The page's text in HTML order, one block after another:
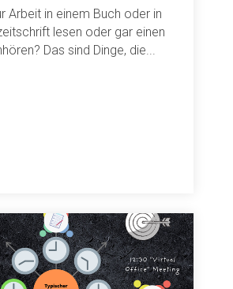
Arbeit in einem Buch oder in
lesen oder gar einen
Das sind Dinge, die...